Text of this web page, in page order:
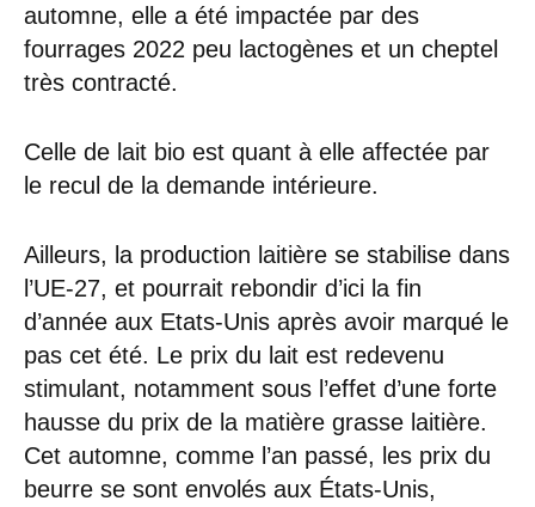
automne, elle a été impactée par des
fourrages 2022 peu lactogènes et un cheptel
très contracté.
Celle de lait bio est quant à elle affectée par
le recul de la demande intérieure.
Ailleurs, la production laitière se stabilise dans
l’UE-27, et pourrait rebondir d’ici la fin
d’année aux Etats-Unis après avoir marqué le
pas cet été. Le prix du lait est redevenu
stimulant, notamment sous l’effet d’une forte
hausse du prix de la matière grasse laitière.
Cet automne, comme l’an passé, les prix du
beurre se sont envolés aux États-Unis,